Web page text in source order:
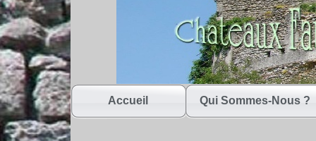
Accueil Qui Sommes-Nous ?